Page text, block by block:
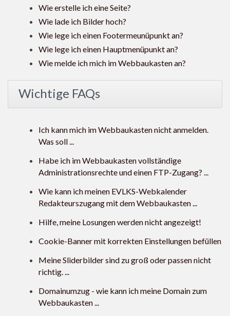
Wie erstelle ich eine Seite?
Wie lade ich Bilder hoch?
Wie lege ich einen Footermeunüpunkt an?
Wie lege ich einen Hauptmenüpunkt an?
Wie melde ich mich im Webbaukasten an?
Wichtige FAQs
Ich kann mich im Webbaukasten nicht anmelden.
Was soll ...
Habe ich im Webbaukasten vollständige
Administrationsrechte und einen FTP-Zugang? ...
Wie kann ich meinen EVLKS-Webkalender
Redakteurszugang mit dem Webbaukasten ...
Hilfe, meine Losungen werden nicht angezeigt!
Cookie-Banner mit korrekten Einstellungen befüllen
Meine Sliderbilder sind zu groß oder passen nicht
richtig. ...
Domainumzug - wie kann ich meine Domain zum
Webbaukasten ...